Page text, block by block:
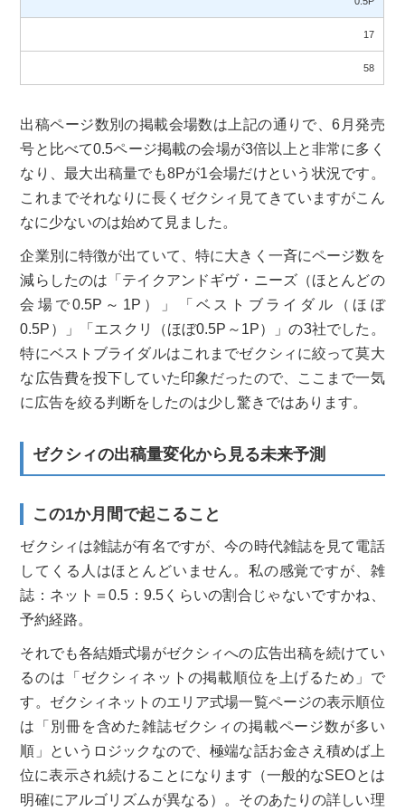
17
58
出稿ページ数別の掲載会場数は上記の通りで、6月発売
号と比べて0.5ページ掲載の会場が3倍以上と非常に多く
なり、最大出稿量でも8Pが1会場だけという状況です。
これまでそれなりに長くゼクシィ見てきていますがこん
なに少ないのは始めて見ました。
企業別に特徴が出ていて、特に大きく一斉にページ数を
減らしたのは「テイクアンドギヴ・ニーズ（ほとんどの
会場で0.5P～1P）」「ベストブライダル（ほぼ
0.5P）」「エスクリ（ほぼ0.5P～1P）」の3社でした。
特にベストブライダルはこれまでゼクシィに絞って莫大
な広告費を投下していた印象だったので、ここまで一気
に広告を絞る判断をしたのは少し驚きではあります。
ゼクシィの出稿量変化から見る未来予測
この1か月間で起こること
ゼクシィは雑誌が有名ですが、今の時代雑誌を見て電話
してくる人はほとんどいません。私の感覚ですが、雑
誌：ネット＝0.5：9.5くらいの割合じゃないですかね、
予約経路。
それでも各結婚式場がゼクシィへの広告出稿を続けてい
るのは「ゼクシィネットの掲載順位を上げるため」で
す。ゼクシィネットのエリア式場一覧ページの表示順位
は「別冊を含めた雑誌ゼクシィの掲載ページ数が多い
順」というロジックなので、極端な話お金さえ積めば上
位に表示され続けることになります（一般的なSEOとは
明確にアルゴリズムが異なる）。そのあたりの詳しい理